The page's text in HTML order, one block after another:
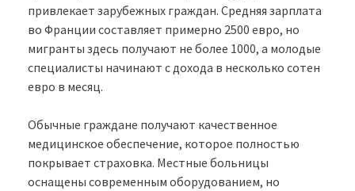
привлекает зарубежных граждан. Средняя зарплата
во Франции составляет примерно 2500 евро, но
мигранты здесь получают не более 1000, а молодые
специалисты начинают с дохода в несколько сотен
евро в месяц.
Обычные граждане получают качественное
медицинское обеспечение, которое полностью
покрывает страховка. Местные больницы
оснащены современным оборудованием, но